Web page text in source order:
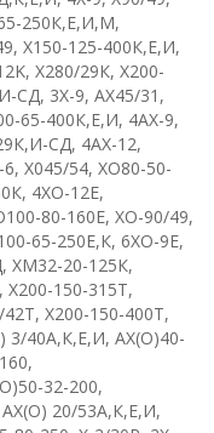
250К,Е,И,М,
, Х150-125-400К,Е,И,
K, Х280/29К, Х200-
СД, 3Х-9, АХ45/31 ,
65-400К,Е,И, 4АХ-9,
СД, 4AX-12,
-6, Х045/54, XО80-50-
, 4XO-12E,
80-160Е, ХО-90/49,
65-250Е,К, 6ХО-9Е,
, ХМ32-20-125К,
, Х200-150-315Т,
42Т, Х200-150-400Т,
3/40А,К,Е,И, АХ(О)40-
,
32-200,
АХ(О) 20/53А,К,Е,И,